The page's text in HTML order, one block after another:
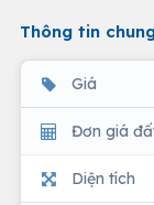
Thông tin
Giá
Đơn giá
Diện tích